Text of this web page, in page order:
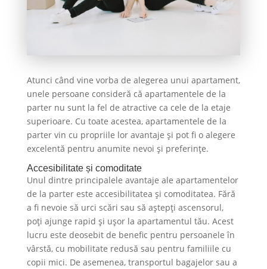
Atunci când vine vorba de alegerea unui apartament,
unele persoane consideră că apartamentele de la
parter nu sunt la fel de atractive ca cele de la etaje
superioare. Cu toate acestea, apartamentele de la
parter vin cu propriile lor avantaje și pot fi o alegere
excelentă pentru anumite nevoi și preferințe.
Accesibilitate și comoditate
Unul dintre principalele avantaje ale apartamentelor
de la parter este accesibilitatea și comoditatea. Fără
a fi nevoie să urci scări sau să aștepți ascensorul,
poți ajunge rapid și ușor la apartamentul tău. Acest
lucru este deosebit de benefic pentru persoanele în
vârstă, cu mobilitate redusă sau pentru familiile cu
copii mici. De asemenea, transportul bagajelor sau a